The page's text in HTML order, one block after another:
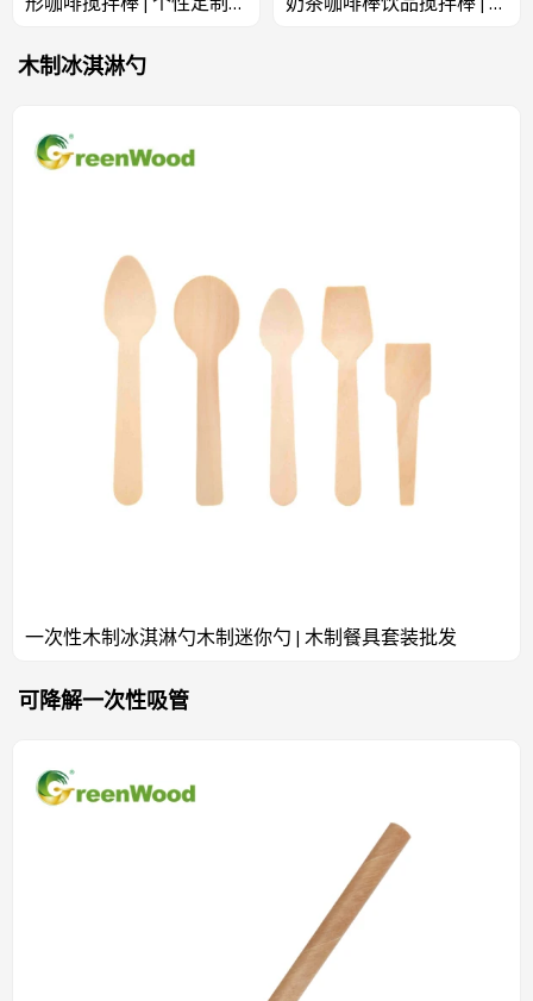
木制冰淇淋勺
一次性木制冰淇淋勺木制迷你勺 | 木制餐具套装批发
可降解一次性吸管